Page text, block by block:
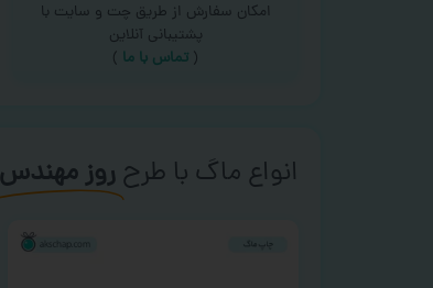
امکان سفارش از طریق چت و سایت با
پشتیبانی آنلاین
( تماس با ما‌ )
انواع ماگ با طرحروز مهندس